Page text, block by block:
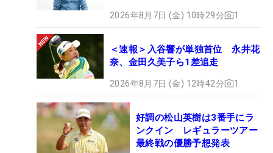
2026年8月7日 (金) 10時29分 1
＜速報＞入谷響が単独首位 永井花
奈、金田久美子ら1差追走
2026年8月7日 (金) 12時42分 1
好調の松山英樹は3番手にラ
ンクイン レギュラーツアー
最終戦の優勝予想発表